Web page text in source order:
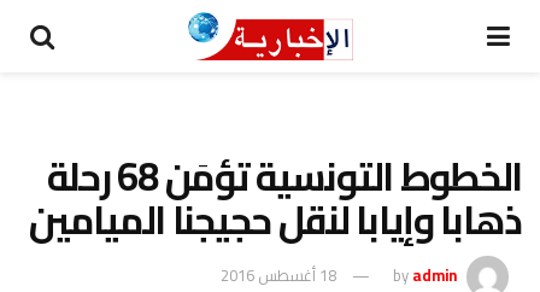
الخطوط التونسية تؤمَن 68 رحلة
ذهابا وإيابا لنقل حجيجنا الميامين
byadmin 18 أغسطس 2016